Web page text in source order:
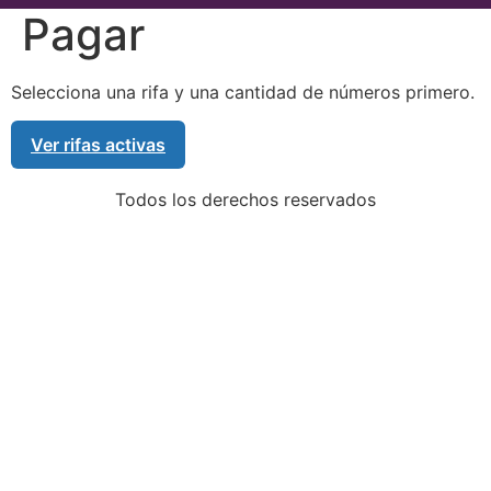
Pagar
Selecciona una rifa y una cantidad de números primero.
Ver rifas activas
Todos los derechos reservados